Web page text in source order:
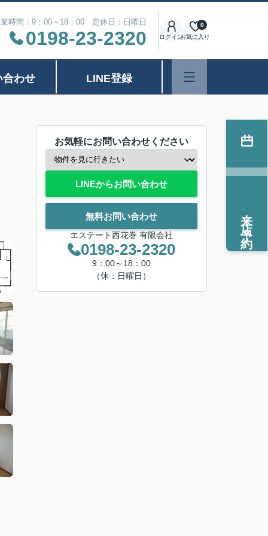
時間：9：00～18：00 定休日：日曜日
0198-23-2320 ログインお気に入り
0
合わせ LINE登録
お気軽にお問い合わせください
LINEからお問い合わせ
無料お問い合わせ
エステート西花巻 有限会社
0198-23-2320
9：00～18：00
（休：日曜日）
来店予約